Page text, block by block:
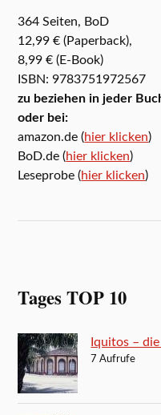
364 Seiten, BoD
12,99 € (Paperback),
8,99 € (E-Book)
ISBN: 9783751972567
zu beziehen in jeder
oder bei:
amazon.de (hier klicken)
BoD.de (hier klicken)
Leseprobe (hier klicken)
Tages TOP 10
Iquitos –
7 Aufrufe